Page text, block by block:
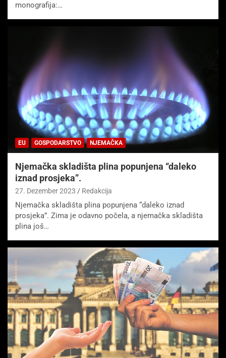
monografija:…
EU GOSPODARSTVO NJEMAČKA
Njemačka skladišta plina popunjena “daleko
iznad prosjeka”.
27. Dezember 2023 Redakcija
Njemačka skladišta plina popunjena “daleko iznad
prosjeka”. Zima je odavno počela, a njemačka skladišta
plina još…